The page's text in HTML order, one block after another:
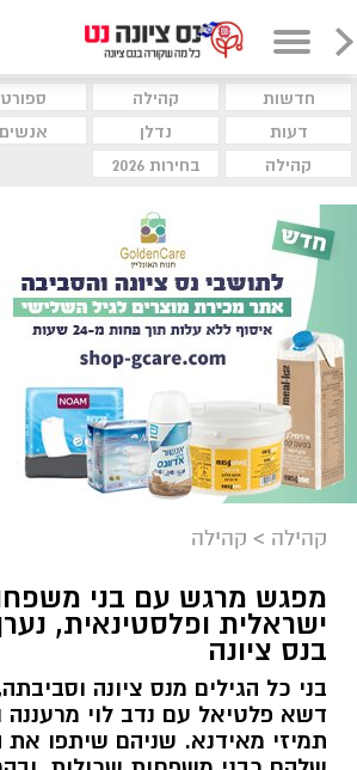
חדשות קהילה ספורט
דעות
נדלן אנשים
קהילה
בחירות 2026
קהילה > קהילה
מפגש מרגש עם בני
ישראלית ופלסטינאית,
בנס ציונה
בני כל הגילים מנס ציונה
דשא פלטיאל עם נדב לוי מרעננה
תמיזי מאידנא. שניהם שיתפו את